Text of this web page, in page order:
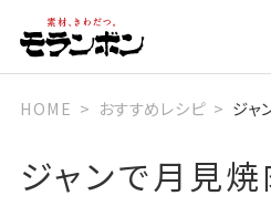
HOME おすすめレシピ ジャ
ジャンで月見焼